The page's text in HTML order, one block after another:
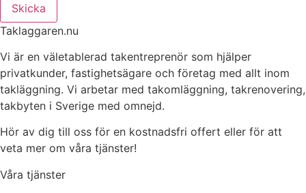
Skicka
Taklaggaren.nu
Vi är en väletablerad takentreprenör som hjälper
privatkunder, fastighetsägare och företag med allt inom
takläggning. Vi arbetar med takomläggning, takrenovering,
takbyten i Sverige med omnejd.
Hör av dig till oss för en kostnadsfri offert eller för att
veta mer om våra tjänster!
Våra tjänster